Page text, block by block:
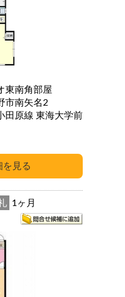
東南角部屋
市南矢名2
田原線 東海大学前
1ヶ月